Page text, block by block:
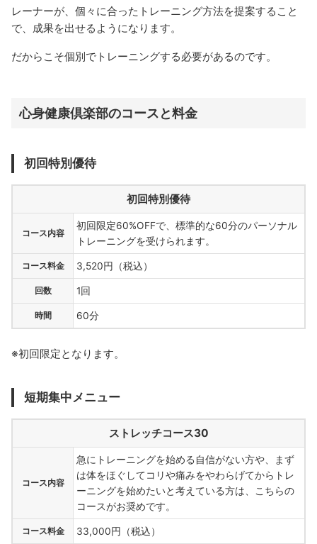
レーナーが、個々に合ったトレーニング方法を提案すること
で、成果を出せるようになります。
だからこそ個別でトレーニングする必要があるのです。
心身健康倶楽部のコースと料金
初回特別優待
初回特別優待
コース内容
初回限定60%OFFで、標準的な60分のパーソナル
トレーニングを受けられます。
コース料金 3,520円（税込）
回数 1回
時間 60分
※初回限定となります。
短期集中メニュー
ストレッチコース30
コース内容
急にトレーニングを始める自信がない方や、まず
は体をほぐしてコリや痛みをやわらげてからトレ
ーニングを始めたいと考えている方は、こちらの
コースがお奨めです。
コース料金 33,000円（税込）